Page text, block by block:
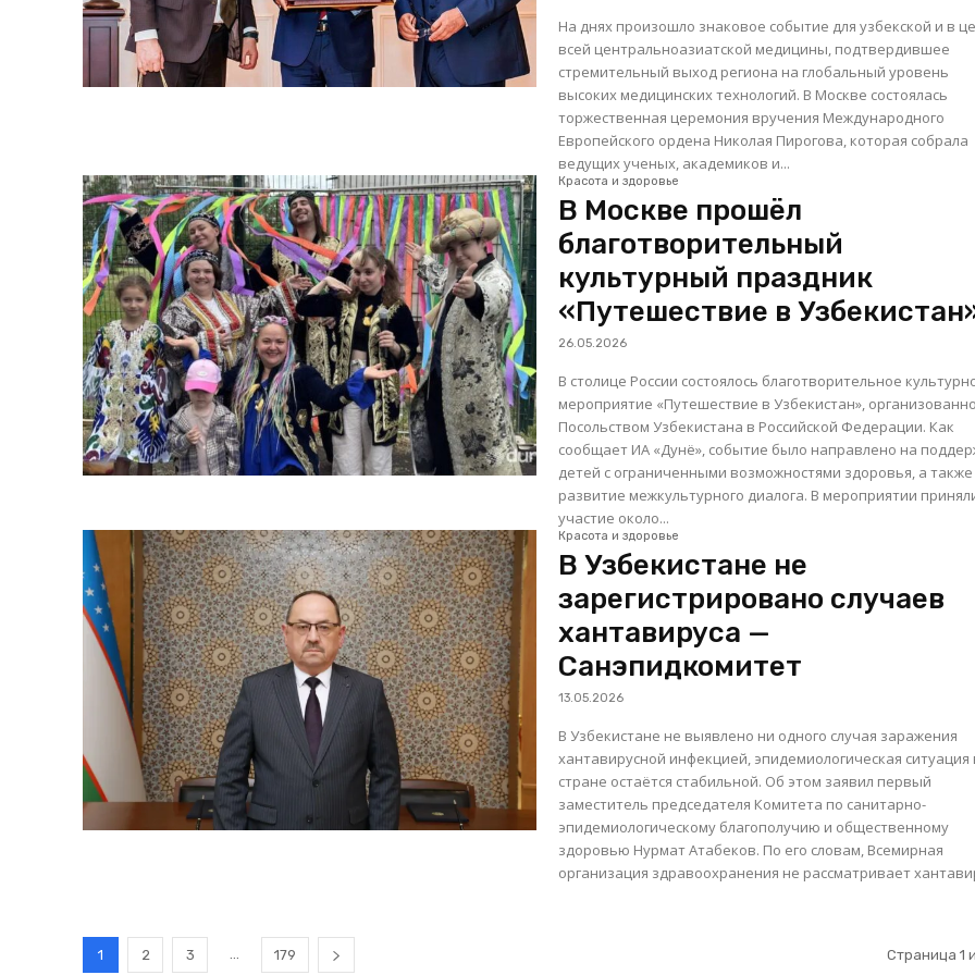
На днях произошло знаковое событие для узбекской и в
всей центральноазиатской медицины, подтвердившее
стремительный выход региона на глобальный уровень
высоких медицинских технологий. В Москве состоялась
торжественная церемония вручения Международного
Европейского ордена Николая Пирогова, которая собрала
ведущих ученых, академиков и...
Красота и здоровье
В Москве прошёл
благотворительный
культурный праздник
«Путешествие в
26.05.2026
В столице России состоялось благотворительное
мероприятие «Путешествие в Узбекистан»,
Посольством Узбекистана в Российской Федерации. Как
сообщает ИА «Дунё», событие было направлено на
детей с ограниченными возможностями здоровья, а также
развитие межкультурного диалога. В мероприятии приняли
участие около...
Красота и здоровье
В Узбекистане не
зарегистрировано случаев
хантавируса —
Санэпидкомитет
13.05.2026
В Узбекистане не выявлено ни одного случая заражения
хантавирусной инфекцией, эпидемиологическая ситуация
стране остаётся стабильной. Об этом заявил первый
заместитель председателя Комитета по санитарно-
эпидемиологическому благополучию и общественному
здоровью Нурмат Атабеков. По его словам, Всемирная
организация здравоохранения не рассматривает
1 2 3 ... 179 Страница 1